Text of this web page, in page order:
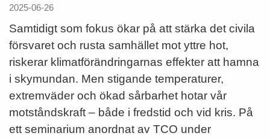
2025-06-26
Samtidigt som fokus ökar på att stärka det civila
försvaret och rusta samhället mot yttre hot,
riskerar klimatförändringarnas effekter att hamna
i skymundan. Men stigande temperaturer,
extremväder och ökad sårbarhet hotar vår
motståndskraft – både i fredstid och vid kris. På
ett seminarium anordnat av TCO under